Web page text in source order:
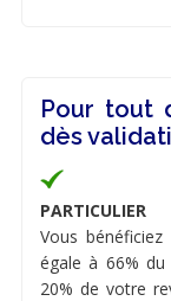
Pour tout
dès
PARTICULIER
Vous
égale à 66%
20% de votre